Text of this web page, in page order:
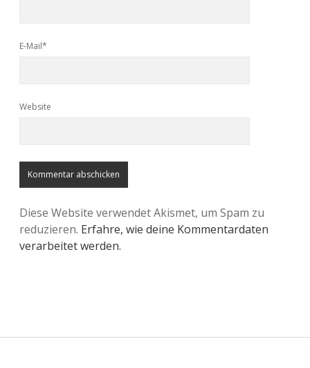
E-Mail*
Website
Diese Website verwendet Akismet, um Spam zu
reduzieren. Erfahre, wie deine Kommentardaten
verarbeitet werden.